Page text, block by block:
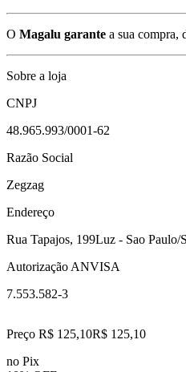
O Magalu garante a sua compra,
Sobre a loja
CNPJ
48.965.993/0001-62
Razão Social
Zegzag
Endereço
Rua Tapajos, 199Luz - Sao Paulo/
Autorização ANVISA
7.553.582-3
Preço R$ 125,10R$ 125,10
no Pix